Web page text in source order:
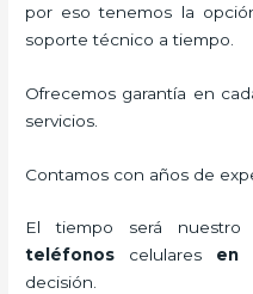
por eso tenemos la
soporte técnico a tiempo.
Ofrecemos garantía en
servicios.
Contamos con años de
El tiempo será
teléfonos celulares en
decisión.